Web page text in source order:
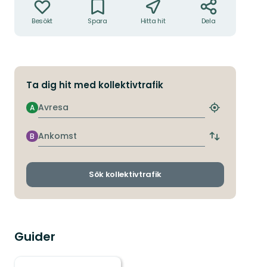
Besökt Spara Hitta hit Dela
Ta dig hit med kollektivtrafik
Avresa
A
Hitta
hållplats
Ankomst
B
Byt
och
Sök kollektivtrafik
Guider